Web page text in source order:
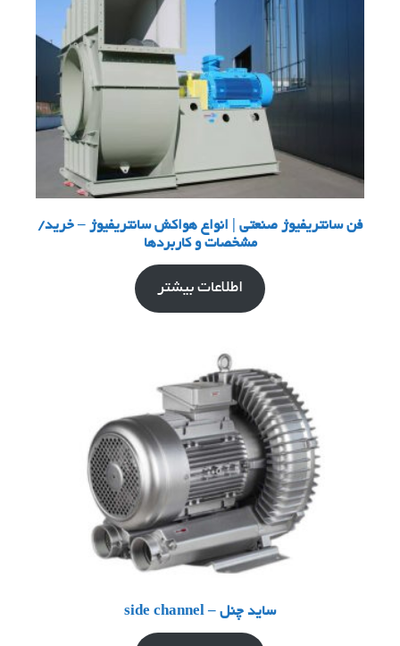
فن سانتریفیوژ صنعتی | انواع هواکش سانتریفیوژ – خرید/
مشخصات و کاربردها
اطلاعات بیشتر
ساید چنل – side channel